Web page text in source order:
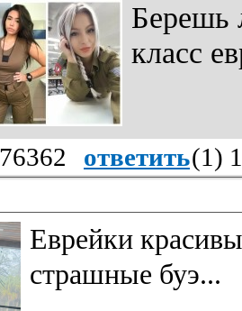
Берешь
класс
ответить(1 )
Еврейки
страшные буэ...